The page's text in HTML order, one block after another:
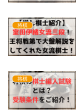
将棋
将棋